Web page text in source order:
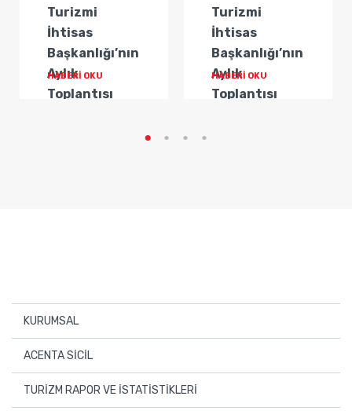
Turizmi
İhtisas
Başkanlığı’nın
Aylık
Toplantısı
HABERİ OKU
Turizmi
İhtisas
Başkanlığı’nın
Aylık
Toplantısı
HABERİ OKU
KURUMSAL
Hakkımızda
Yönetim Kurulu
ACENTA SİCİL
Üye Seyahat Acentaları
TURİZM RAPOR VE İSTATİSTİKLERİ